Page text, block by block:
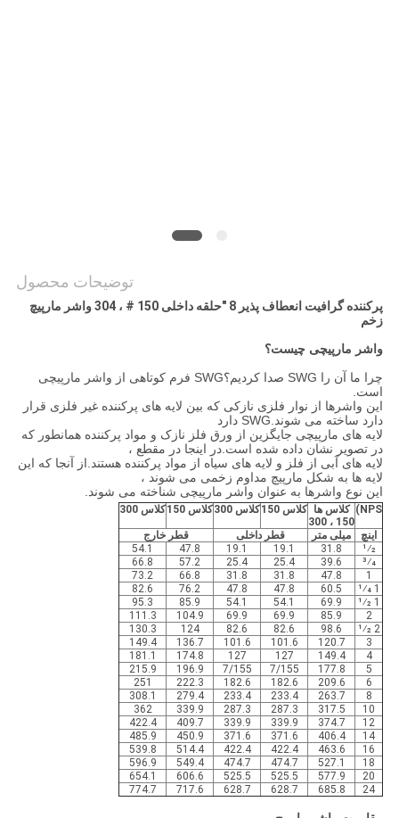
توضیحات محصول
پرکننده گرافیت انعطاف پذیر 8 "حلقه داخلی 150 # ، 304 واشر مارپیچ
زخم
واشر مارپیچی چیست؟
چرا ما آن را SWG صدا کردیم؟SWG فرم کوتاهی از واشر مارپیچی
است.
این واشرها از نوار فلزی نازکی که بین لایه های پرکننده غیر فلزی قرار
دارد ساخته می شوند.SWG دارد
لایه های مارپیچی جایگزین از ورق فلز نازک و مواد پرکننده همانطور که
در تصویر نشان داده شده است.در اینجا در مقطع ،
لایه های آبی از فلز و لایه های سیاه از مواد پرکننده هستند.از آنجا که این
لایه ها به شکل مارپیچ مداوم زخمی می شوند ،
این نوع واشرها به عنوان واشر مارپیچی شناخته می شوند.
NPS)
کلاس ها
150 ، 300
کلاس 150 کلاس 300 کلاس 150 کلاس 300
اینچ میلی متر قطر داخلی
قطر خارج
1⁄2
31.8
19.1
19.1
47.8
54.1
3⁄4
39.6
25.4
25.4
57.2
66.8
1
47.8
31.8
31.8
66.8
73.2
1 1⁄4
60.5
47.8
47.8
76.2
82.6
1 1⁄2
69.9
54.1
54.1
85.9
95.3
2
85.9
69.9
69.9
104.9
111.3
2 1⁄2
98.6
82.6
82.6
124
130.3
3
120.7
101.6
101.6
136.7
149.4
4
149.4
127
127
174.8
181.1
5
177.8
7/155
7/155
196.9
215.9
6
209.6
182.6
182.6
222.3
251
8
263.7
233.4
233.4
279.4
308.1
10
317.5
287.3
287.3
339.9
362
12
374.7
339.9
339.9
409.7
422.4
14
406.4
371.6
371.6
450.9
485.9
16
463.6
422.4
422.4
514.4
539.8
18
527.1
474.7
474.7
549.4
596.9
20
577.9
525.5
525.5
606.6
654.1
24
685.8
628.7
628.7
717.6
774.7